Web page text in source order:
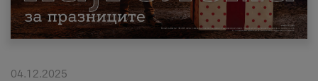
Поддршка
Надополни кредит
04.12.2025